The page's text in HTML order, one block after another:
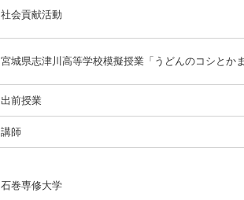
社会貢献活動
宮城県志津川高等学校模擬授業「うどんのコシとか
出前授業
講師
石巻専修大学